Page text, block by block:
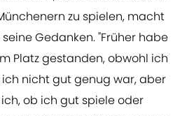
zu spielen, macht
Gedanken. "Früher habe
Platz gestanden, obwohl ich
nicht gut genug war, aber
ob ich gut spiele oder